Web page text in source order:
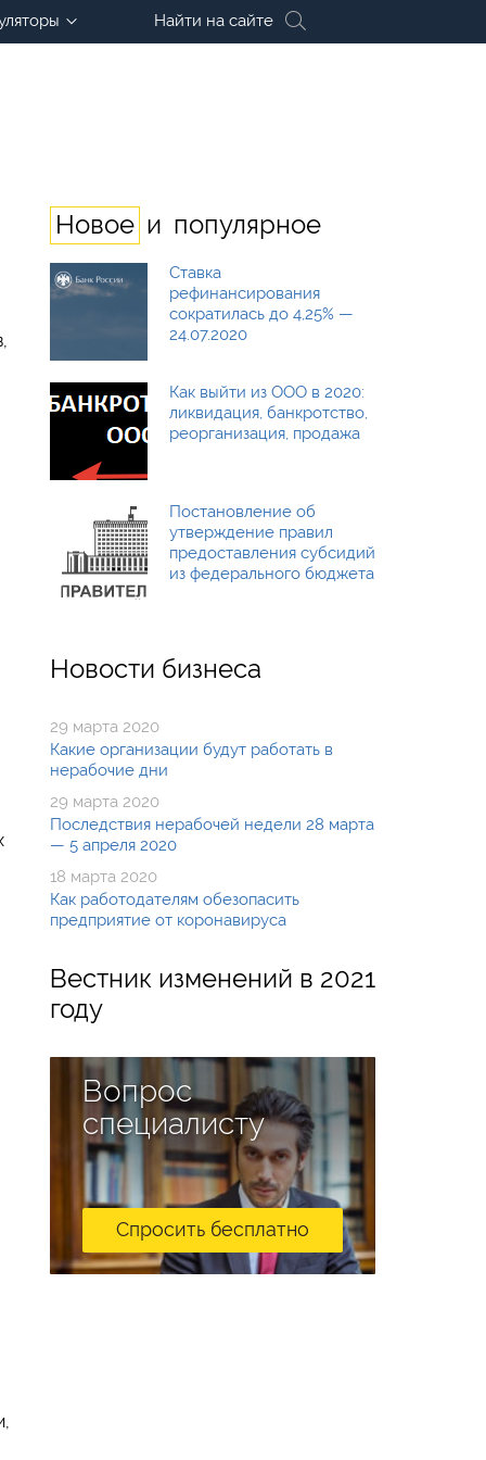
Найти на сайте
Новое и популярное
Ставка
рефинансирования
сократилась до 4,25% —
24.07.2020
Как выйти из ООО в 2020:
ликвидация, банкротство,
реорганизация, продажа
Постановление об
утверждение правил
предоставления субсидий
из федерального бюджета
Новости бизнеса
29 марта 2020
Какие организации будут работать в
нерабочие дни
29 марта 2020
Последствия нерабочей недели 28 марта
— 5 апреля 2020
18 марта 2020
Как работодателям обезопасить
предприятие от коронавируса
Вестник изменений в 2021
году
Вопрос
специалисту
Спросить бесплатно